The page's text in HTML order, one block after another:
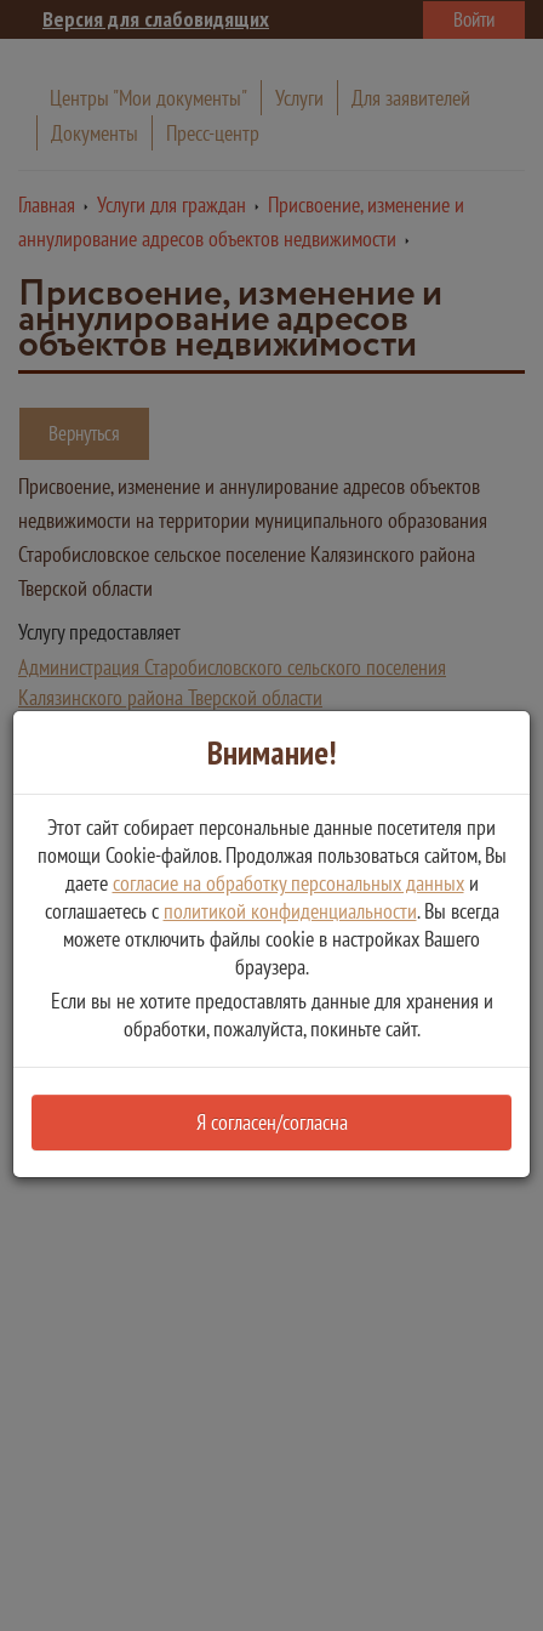
Версия для слабовидящих Войти
Центры "Мои документы" Услуги
Для заявителей
Документы
Пресс-центр
Главная Услуги для граждан
Присвоение, изменение и
аннулирование адресов объектов недвижимости
Присвоение, изменение и
аннулирование адресов
объектов недвижимости
Вернуться
Присвоение, изменение и аннулирование адресов объектов
недвижимости на территории муниципального образования
Старобисловское сельское поселение Калязинского района
Тверской области
Услугу предоставляет
Администрация Старобисловского сельского поселения
Калязинского района Тверской области
объектов недвижимости на территории муниципального
образования Старобисловское сельское поселение
Калязинского района Тверской области
Внимание!
Этот сайт собирает персональные данные посетителя при
помощи Cookie-файлов. Продолжая пользоваться сайтом, Вы
даетесогласие на обработку персональных данныхи
соглашаетесь с политикой конфиденциальности. Вы всегда
можете отключить файлы cookie в настройках Вашего
браузера.
Если вы не хотите предоставлять данные для хранения и
обработки, пожалуйста, покиньте сайт.
Я согласен/согласна